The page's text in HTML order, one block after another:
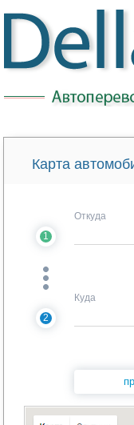
Карта
1
Откуда
2
Куда